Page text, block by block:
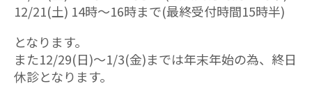
12/21(土) 14時〜16時まで(最終受付時間15時半)
となります。
また12/29(日)〜1/3(金)までは年末年始の為、終日
休診となります。